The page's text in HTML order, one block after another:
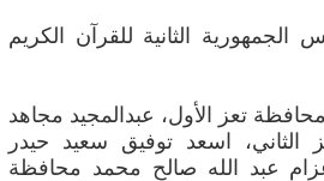
الجمهورية الثانية للقرآن الكريم
تعز الأول، عبدالمجيد مجاهد
اسعد توفيق سعيد حيدر
عبد الله صالح محمد محافظة